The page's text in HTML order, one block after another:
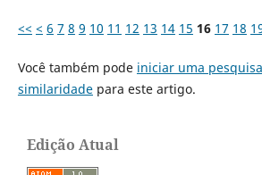
<< < 6 7 8 9 10 11 12 13 14 15 16 17 18
Você também pode iniciar uma
similaridadepara este artigo.
Edição Atual